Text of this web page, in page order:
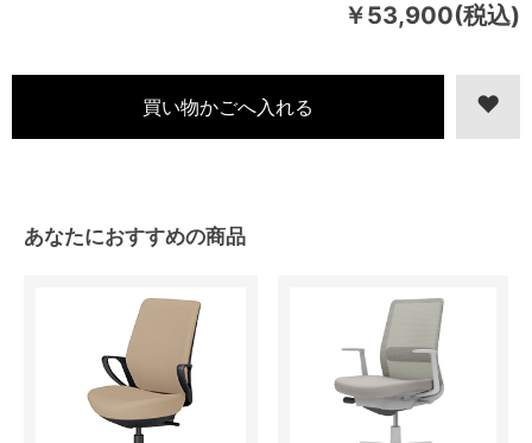
￥53,900(税込)
あなたにおすすめの商品